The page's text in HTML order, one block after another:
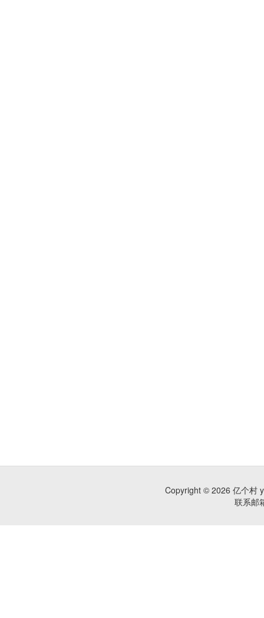
Copyright © 2026 亿个村
联系邮